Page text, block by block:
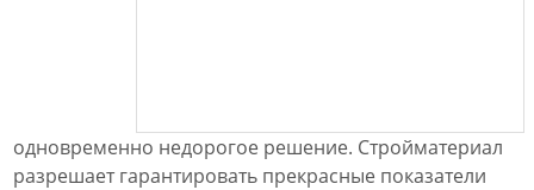
одновременно недорогое решение. Стройматериал
разрешает гарантировать прекрасные показатели